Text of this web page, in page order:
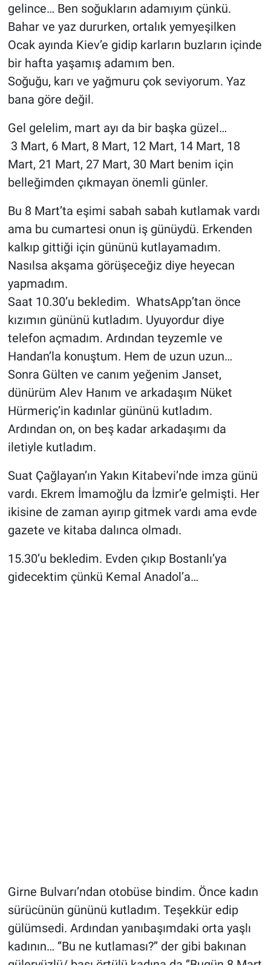
gelince… Ben soğukların adamıyım çünkü.
Bahar ve yaz dururken, ortalık yemyeşilken
Ocak ayında Kiev’e gidip karların buzların içinde
bir hafta yaşamış adamım ben.
Soğuğu, karı ve yağmuru çok seviyorum. Yaz
bana göre değil.
Gel gelelim, mart ayı da bir başka güzel…
3 Mart, 6 Mart, 8 Mart, 12 Mart, 14 Mart, 18
Mart, 21 Mart, 27 Mart, 30 Mart benim için
belleğimden çıkmayan önemli günler.
Bu 8 Mart’ta eşimi sabah sabah kutlamak vardı
ama bu cumartesi onun iş günüydü. Erkenden
kalkıp gittiği için gününü kutlayamadım.
Nasılsa akşama görüşeceğiz diye heyecan
yapmadım.
Saat 10.30’u bekledim. WhatsApp’tan önce
kızımın gününü kutladım. Uyuyordur diye
telefon açmadım. Ardından teyzemle ve
Handan’la konuştum. Hem de uzun uzun…
Sonra Gülten ve canım yeğenim Janset,
dünürüm Alev Hanım ve arkadaşım Nüket
Hürmeriç’in kadınlar gününü kutladım.
Ardından on, on beş kadar arkadaşımı da
iletiyle kutladım.
Suat Çağlayan’ın Yakın Kitabevi’nde imza günü
vardı. Ekrem İmamoğlu da İzmir’e gelmişti. Her
ikisine de zaman ayırıp gitmek vardı ama evde
gazete ve kitaba dalınca olmadı.
15.30’u bekledim. Evden çıkıp Bostanlı’ya
gidecektim çünkü Kemal Anadol’a…
Girne Bulvarı’ndan otobüse bindim. Önce kadın
sürücünün gününü kutladım. Teşekkür edip
gülümsedi. Ardından yanıbaşımdaki orta yaşlı
kadının… ‘’Bu ne kutlaması?’’ der gibi bakınan